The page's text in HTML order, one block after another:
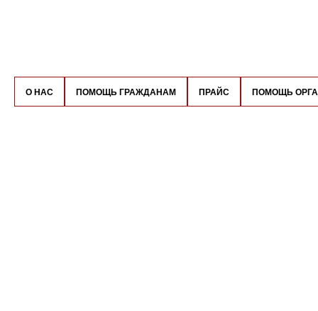
О НАС ПОМОЩЬ ГРАЖДАНАМ ПРАЙС ПОМОЩЬ